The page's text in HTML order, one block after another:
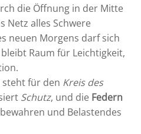
die Öffnung in der Mitte
Netz alles Schwere
neuen Morgens darf sich
Raum für Leichtigkeit,
steht für den Kreis des
Schutz, und die Federn
und Belastendes